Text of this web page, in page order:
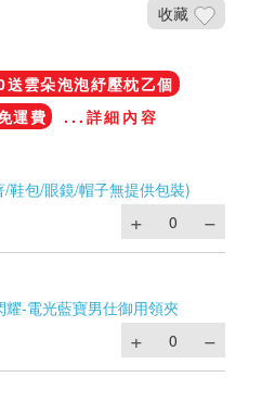
收藏
雲朵泡泡紓壓枕乙個
運費
...詳細內容
鞋包/眼鏡/帽子無提供包裝)
-電光藍寶男仕御用領夾